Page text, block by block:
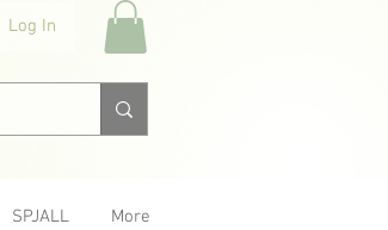
Log In
SPJALL More